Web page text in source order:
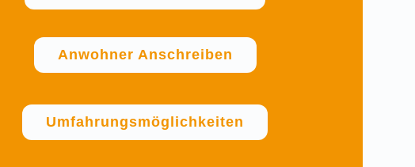
Anwohner Anschreiben
Umfahrungsmöglichkeiten